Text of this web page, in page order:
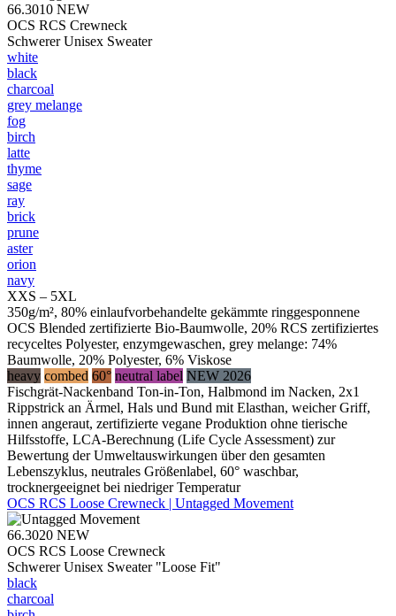
66.3010 NEW
OCS RCS Crewneck
Schwerer Unisex Sweater
white
black
charcoal
grey melange
fog
birch
latte
thyme
sage
ray
brick
prune
aster
orion
navy
XXS – 5XL
350g/m², 80% einlaufvorbehandelte gekämmte ringgesponnene
OCS Blended zertifizierte Bio-Baumwolle, 20% RCS zertifiziertes
recyceltes Polyester, enzymgewaschen, grey melange: 74%
Baumwolle, 20% Polyester, 6% Viskose
heavy combed 60° neutral label NEW 2026
Fischgrät-Nackenband Ton-in-Ton, Halbmond im Nacken, 2x1
Rippstrick an Ärmel, Hals und Bund mit Elasthan, weicher Griff,
innen angeraut, zertifizierte vegane Produktion ohne tierische
Hilfsstoffe, LCA-Berechnung (Life Cycle Assessment) zur
Bewertung der Umweltauswirkungen über den gesamten
Lebenszyklus, neutrales Größenlabel, 60° waschbar,
trocknergeeignet bei niedriger Temperatur
OCS RCS Loose Crewneck | Untagged Movement
66.3020 NEW
OCS RCS Loose Crewneck
Schwerer Unisex Sweater "Loose Fit"
black
charcoal